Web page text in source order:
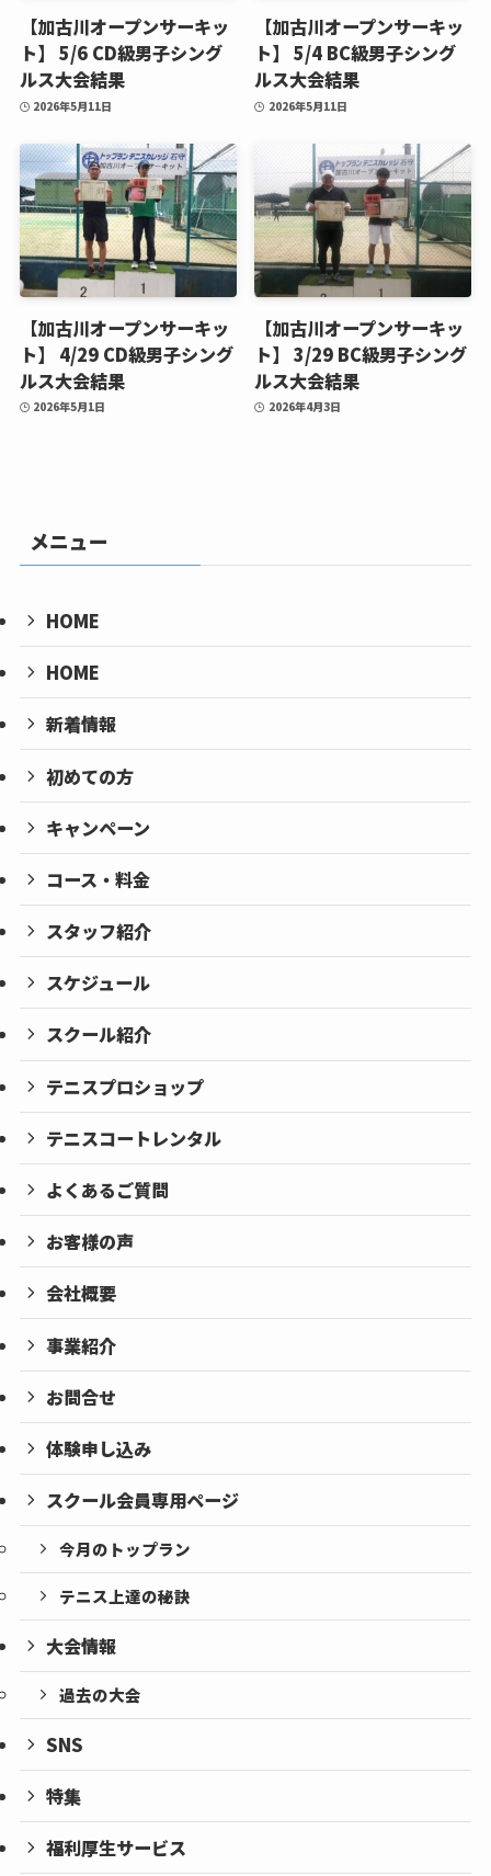
【加古川オープンサーキッ
ト】 5/6 CD級男子シング
ルス大会結果
2026年5月11日
【加古川オープンサーキッ
ト】 5/4 BC級男子シング
ルス大会結果
2026年5月11日
【加古川オープンサーキッ
ト】 4/29 CD級男子シング
ルス大会結果
2026年5月1日
【加古川オープンサーキッ
ト】 3/29 BC級男子シング
ルス大会結果
2026年4月3日
メニュー
HOME
HOME
新着情報
初めての方
キャンペーン
コース・料金
スタッフ紹介
スケジュール
スクール紹介
テニスプロショップ
テニスコートレンタル
よくあるご質問
お客様の声
会社概要
事業紹介
お問合せ
体験申し込み
スクール会員専用ページ
今月のトップラン
テニス上達の秘訣
大会情報
過去の大会
SNS
特集
福利厚生サービス